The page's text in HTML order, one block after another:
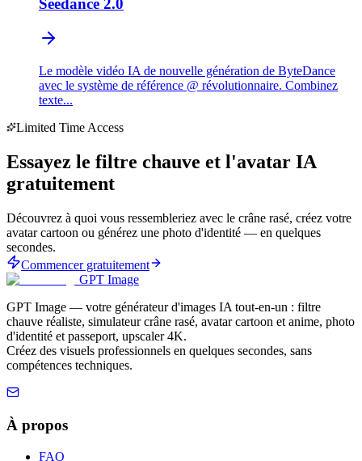
Seedance 2.0
Le modèle vidéo IA de nouvelle génération de ByteDance
avec le système de référence @ révolutionnaire. Combinez
texte...
Limited Time Access
Essayez le filtre chauve et l'avatar IA
gratuitement
Découvrez à quoi vous ressembleriez avec le crâne rasé, créez votre
avatar cartoon ou générez une photo d'identité — en quelques
secondes.
Commencer gratuitement
GPT Image
GPT Image — votre générateur d'images IA tout-en-un : filtre
chauve réaliste, simulateur crâne rasé, avatar cartoon et anime, photo
d'identité et passeport, upscaler 4K.
Créez des visuels professionnels en quelques secondes, sans
compétences techniques.
À propos
FAQ